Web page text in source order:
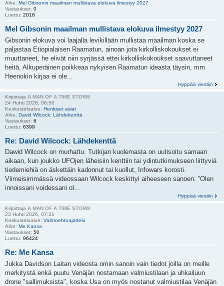
Aihe: Mel Gibsonin maailman mullistava elokuva ilmestyy 2027
Vastaukset: 0
Luettu: 2018
Mel Gibsonin maailman mullistava elokuva ilmestyy 2027
Gibsonin elokuva voi laajalla levikillään mullistaa maailman koska se
paljastaa Etiopialaisen Raamatun, ainoan jota kirkolliskokoukset ei
muuttaneet, he elivät niin syrjässä ettei kirkolliskokoukset saavuttaneet
heitä, Alkuperäinen poikkeaa nykyisen Raamatun ideasta täysin, mm
Heenokin kirjaa ei ole...
Hyppää viestiin
Kirjoittaja A MAN OF A TIME STORM
24 Huhti 2026, 06:50
Keskustelualue: Henkiset asiat
Aihe: David Wilcock: Lähdekenttä
Vastaukset: 6
Luettu: 6399
Re: David Wilcock: Lähdekenttä
Dawid Wilcock on murhattu. Tutkijan kuolemasta on uutisoitu samaan
aikaan, kun joukko UFOjen läheisiin kenttiin tai ydintutkimukseen liittyviä
tiedemiehiä on äskettäin kadonnut tai kuollut, Infowars korosti.
Viimeisimmässä videossaan Wilcock keskittyi aiheeseen sanoen: ”Olen
innoissani voidessani ol...
Hyppää viestiin
Kirjoittaja A MAN OF A TIME STORM
23 Huhti 2026, 07:21
Keskustelualue: Vaihtoehtoajattelu
Aihe: Me Kansa
Vastaukset: 50
Luettu: 96424
Re: Me Kansa
Jukka Davidson Laitan videosta omin sanoin vain tiedot joilla on meille
merkitystä enkä puutu Venäjän nostamaan valmiustilaan ja uhkailuun
drone "sallimuksista", koska Usa on myös nostanut valmiustilaa Venäjän